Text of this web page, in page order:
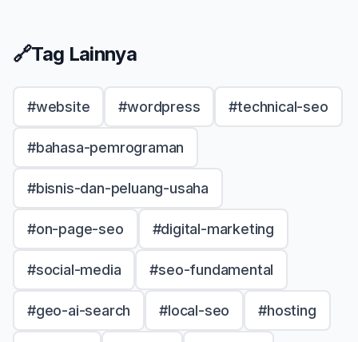
🔗Tag Lainnya
#website #wordpress #technical-seo
#bahasa-pemrograman
#bisnis-dan-peluang-usaha
#on-page-seo #digital-marketing
#social-media #seo-fundamental
#geo-ai-search #local-seo #hosting